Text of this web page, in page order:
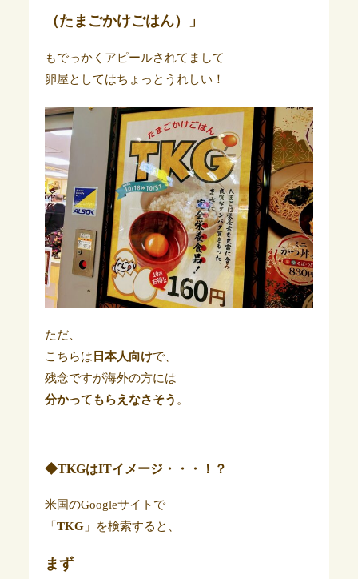
（たまごかけごはん）」
もでっかくアピールされてまして
卵屋としてはちょっとうれしい！
ただ、
こちらは 日本人向けで、
残念ですが海外の方には
分かってもらえなさそう 。
◆TKGはITイメージ・・・！？
米国のGoogleサイトで
「 TKG」を検索すると、
まず